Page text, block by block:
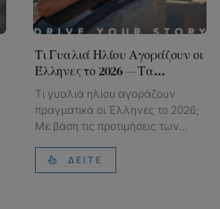
Τι Γυαλιά Ηλίου Αγοράζουν οι
Έλληνες το 2026 — Τα
Στοιχεία
Τι γυαλιά ηλίου αγοράζουν
πραγματικά οι Έλληνες το 2026;
Με βάση τις προτιμήσεις των
ΔΕΊΤΕ